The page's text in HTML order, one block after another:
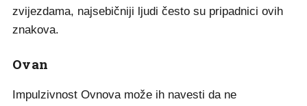
zvijezdama, najsebičniji ljudi često su pripadnici ovih
znakova.
Ovan
Impulzivnost Ovnova može ih navesti da ne